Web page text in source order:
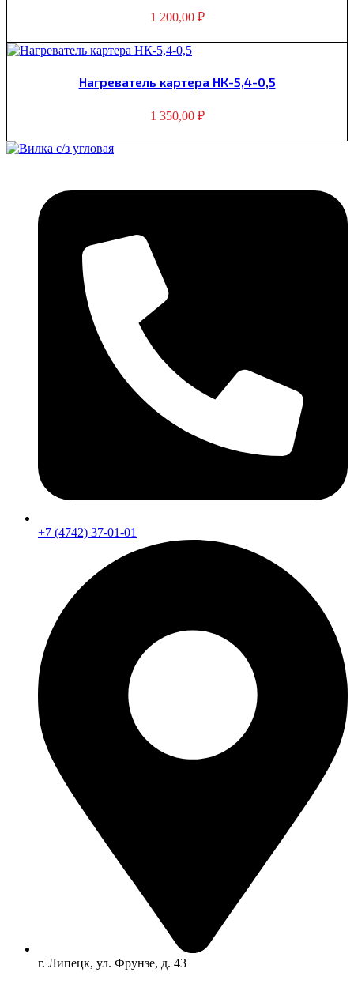
1 200,00 ₽
Нагреватель картера НК-5,4-0,5
1 350,00 ₽
+7 (4742) 37-01-01
г. Липецк, ул. Фрунзе, д. 43